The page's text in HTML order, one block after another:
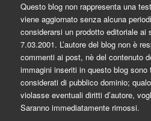
Questo blog non rappresenta una
viene aggiornato senza alcuna
considerarsi un prodotto editoriale ai
7.03.2001. L’autore del blog non è
commenti ai post, nè del contenuto
immagini inseriti in questo blog
considerati di pubblico dominio;
violasse eventuali diritti d’autore,
Saranno immediatamente rimossi.